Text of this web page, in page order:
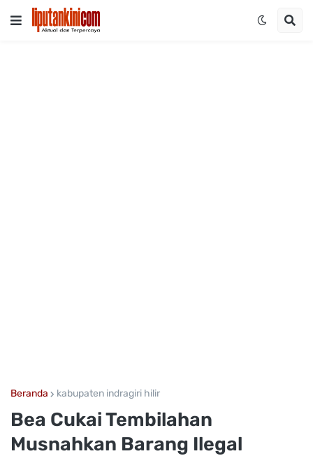
Beranda kabupaten indragiri hilir
Bea Cukai Tembilahan
Musnahkan Barang Ilegal